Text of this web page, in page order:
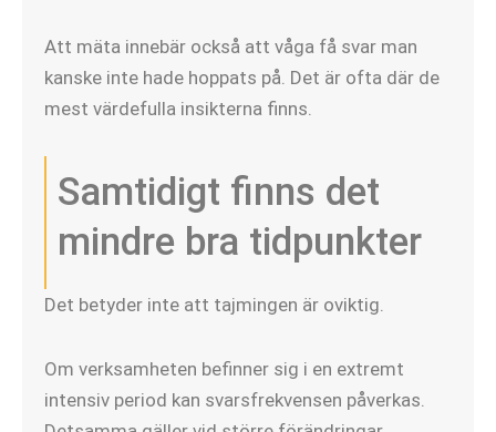
Att mäta innebär också att våga få svar man
kanske inte hade hoppats på. Det är ofta där de
mest värdefulla insikterna finns.
Samtidigt finns det
mindre bra tidpunkter
Det betyder inte att tajmingen är oviktig.
Om verksamheten befinner sig i en extremt
intensiv period kan svarsfrekvensen påverkas.